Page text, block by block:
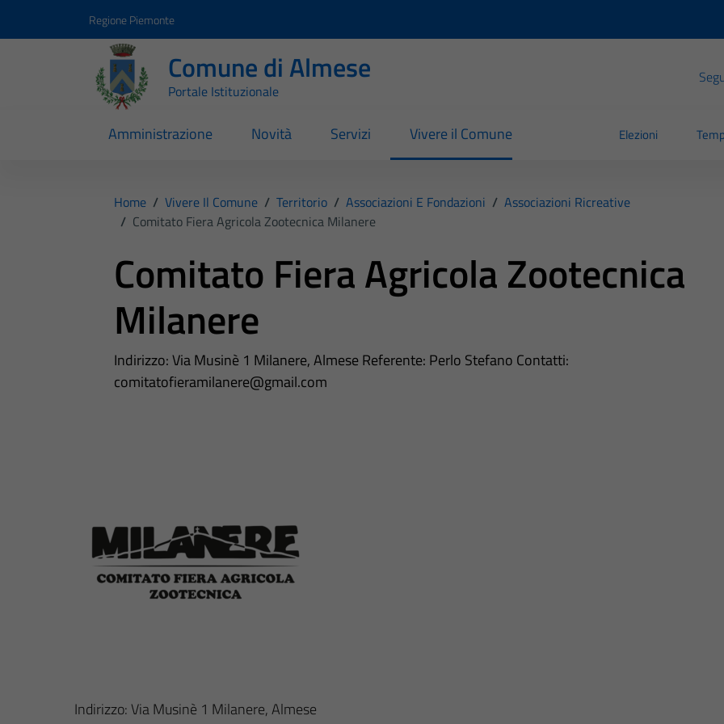
Regione Piemonte
Comune di Almese
Portale Istituzionale
Amministrazione Novità Servizi Vivere il Comune Elezioni
Home / Vivere Il Comune / Territorio / Associazioni E Fondazioni / Associazioni Ricreative
/ Comitato Fiera Agricola Zootecnica Milanere
Comitato Fiera Agricola Zootecnica
Milanere
Indirizzo: Via Musinè 1 Milanere, Almese Referente: Perlo Stefano Contatti:
comitatofieramilanere@gmail.com
Indirizzo: Via Musinè 1 Milanere, Almese